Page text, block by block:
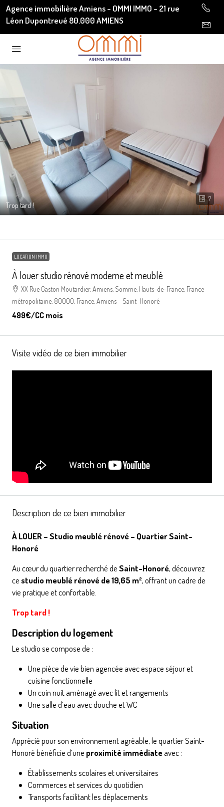
Agence immobilière Amiens - OMMI IMMO - 21 rue
Léon Dupontreué 80.000 AMIENS
7
Trop tard !
LOCATION IMMO
À louer studio rénové moderne et meublé
XX Rue Gaston Moutardier, Amiens, Somme, Hauts-de-France, France
métropolitaine, 80000, France, Amiens - Saint-Honoré
499€/CC mois
Visite vidéo de ce bien immobilier
Description de ce bien immobilier
À LOUER – Studio meublé rénové – Quartier Saint-
Honoré
Au cœur du quartier recherché deSaint-Honoré, découvrez
cestudio meublé rénové de 19,65 m², offrant un cadre de
vie pratique et confortable.
Trop tard !
Description du logement
Le studio se compose de :
Une pièce de vie bien agencée avec espace séjour et
cuisine fonctionnelle
Un coin nuit aménagé avec lit et rangements
Une salle d’eau avec douche et WC
Situation
Apprécié pour son environnement agréable, le quartier Saint-
Honoré bénéficie d’une proximité immédiateavec :
Établissements scolaires et universitaires
Commerces et services du quotidien
Transports facilitant les déplacements